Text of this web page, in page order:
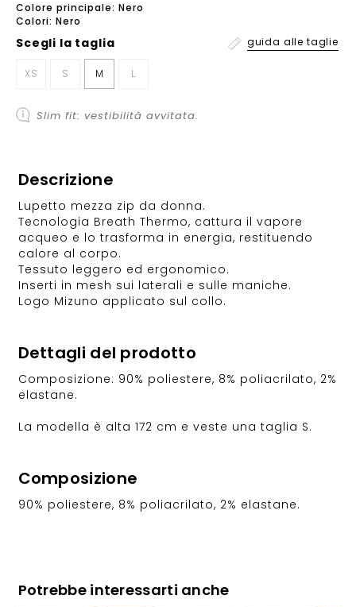
Colore principale: Nero
Colori: Nero
Scegli la taglia guida alle taglie
XS S M L
Slim fit: vestibilità avvitata.
Descrizione
Lupetto mezza zip da donna.
Tecnologia Breath Thermo, cattura il vapore
acqueo e lo trasforma in energia, restituendo
calore al corpo.
Tessuto leggero ed ergonomico.
Inserti in mesh sui laterali e sulle maniche.
Logo Mizuno applicato sul collo.
Dettagli del prodotto
Composizione: 90% poliestere, 8% poliacrilato, 2%
elastane.
La modella è alta 172 cm e veste una taglia S.
Composizione
90% poliestere, 8% poliacrilato, 2% elastane.
Potrebbe interessarti anche